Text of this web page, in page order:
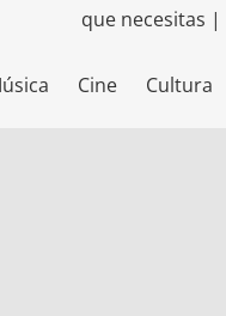
que necesitas |
Cine Cultura